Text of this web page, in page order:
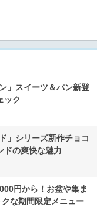
」スイーツ＆パン新登
ック
」シリーズ新作チョコ
ドの爽快な魅力
円から！お盆や集ま
な期間限定メニュー